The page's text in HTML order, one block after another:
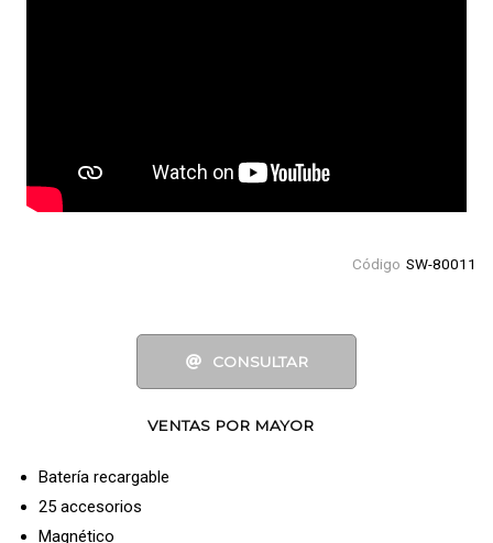
Código SW-80011
CONSULTAR
VENTAS POR MAYOR
Batería recargable
25 accesorios
Magnético